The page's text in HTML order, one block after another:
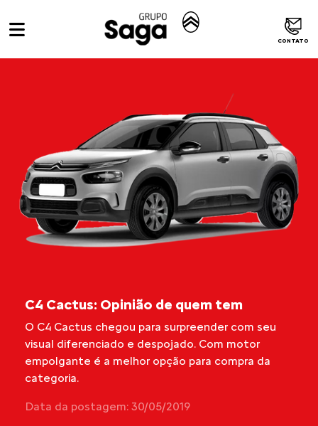
CONTATO
C4 Cactus: Opinião de quem tem
O C4 Cactus chegou para surpreender com seu
visual diferenciado e despojado. Com motor
empolgante é a melhor opção para compra da
categoria.
Data da postagem: 30/05/2019